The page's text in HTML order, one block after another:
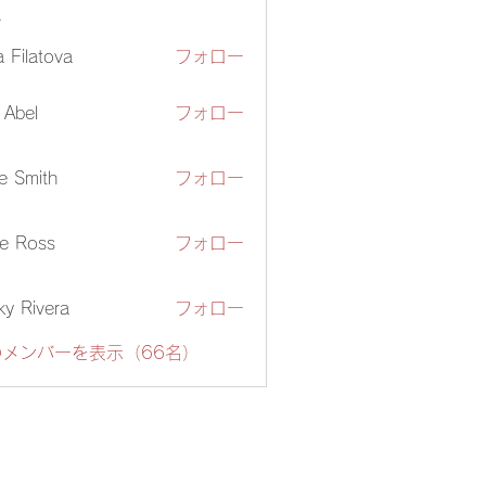
Filatova フォロー
フォロー
Smith フォロー
Ross フォロー
Rivera フォロー
ンバーを表示（66名）